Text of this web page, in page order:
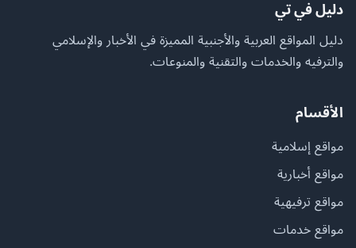
دليل في تي
دليل المواقع العربية والأجنبية المميزة في الأخبار والإسلامي
والترفيه والخدمات والتقنية والمنوعات.
الأقسام
مواقع إسلامية
مواقع أخبارية
مواقع ترفيهية
مواقع خدمات